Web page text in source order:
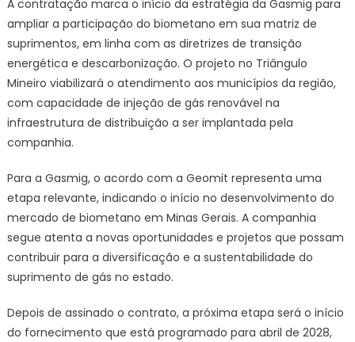
A contratação marca o início da estratégia da Gasmig para
ampliar a participação do biometano em sua matriz de
suprimentos, em linha com as diretrizes de transição
energética e descarbonização. O projeto no Triângulo
Mineiro viabilizará o atendimento aos municípios da região,
com capacidade de injeção de gás renovável na
infraestrutura de distribuição a ser implantada pela
companhia.
Para a Gasmig, o acordo com a Geomit representa uma
etapa relevante, indicando o início no desenvolvimento do
mercado de biometano em Minas Gerais. A companhia
segue atenta a novas oportunidades e projetos que possam
contribuir para a diversificação e a sustentabilidade do
suprimento de gás no estado.
Depois de assinado o contrato, a próxima etapa será o início
do fornecimento que está programado para abril de 2028,